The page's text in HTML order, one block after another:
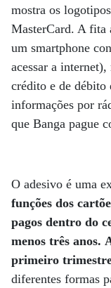
mostra os
MasterCard. A fita
um smartphone
acessar a
crédito e de
informações por
que Banga pague
O adesivo é uma
funções dos
pagos dentro do
menos três anos.
primeiro
diferentes formas